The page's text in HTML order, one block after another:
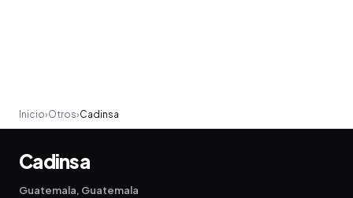
Inicio›Otros›Cadinsa
Cadinsa
Guatemala, Guatemala